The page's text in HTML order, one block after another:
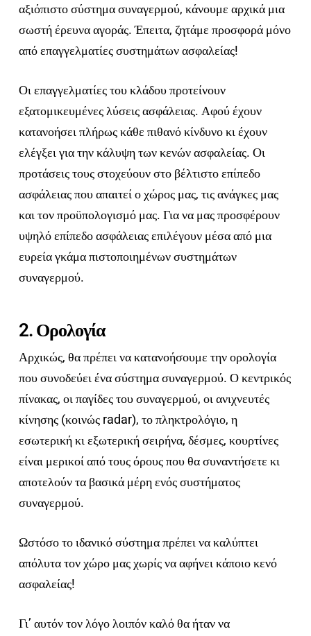
αξιόπιστο σύστημα συναγερμού, κάνουμε αρχικά μια
σωστή έρευνα αγοράς. Έπειτα, ζητάμε προσφορά μόνο
από επαγγελματίες συστημάτων ασφαλείας!
Οι επαγγελματίες του κλάδου προτείνουν
εξατομικευμένες λύσεις ασφάλειας. Αφού έχουν
κατανοήσει πλήρως κάθε πιθανό κίνδυνο κι έχουν
ελέγξει για την κάλυψη των κενών ασφαλείας. Οι
προτάσεις τους στοχεύουν στο βέλτιστο επίπεδο
ασφάλειας που απαιτεί ο χώρος μας, τις ανάγκες μας
και τον προϋπολογισμό μας. Για να μας προσφέρουν
υψηλό επίπεδο ασφάλειας επιλέγουν μέσα από μια
ευρεία γκάμα πιστοποιημένων συστημάτων
συναγερμού.
2. Ορολογία
Αρχικώς, θα πρέπει να κατανοήσουμε την ορολογία
που συνοδεύει ένα σύστημα συναγερμού. Ο κεντρικός
πίνακας, οι παγίδες του συναγερμού, οι ανιχνευτές
κίνησης (κοινώς radar), το πληκτρολόγιο, η
εσωτερική κι εξωτερική σειρήνα, δέσμες, κουρτίνες
είναι μερικοί από τους όρους που θα συναντήσετε κι
αποτελούν τα βασικά μέρη ενός συστήματος
συναγερμού.
Ωστόσο το ιδανικό σύστημα πρέπει να καλύπτει
απόλυτα τον χώρο μας χωρίς να αφήνει κάποιο κενό
ασφαλείας!
Γι’ αυτόν τον λόγο λοιπόν καλό θα ήταν να